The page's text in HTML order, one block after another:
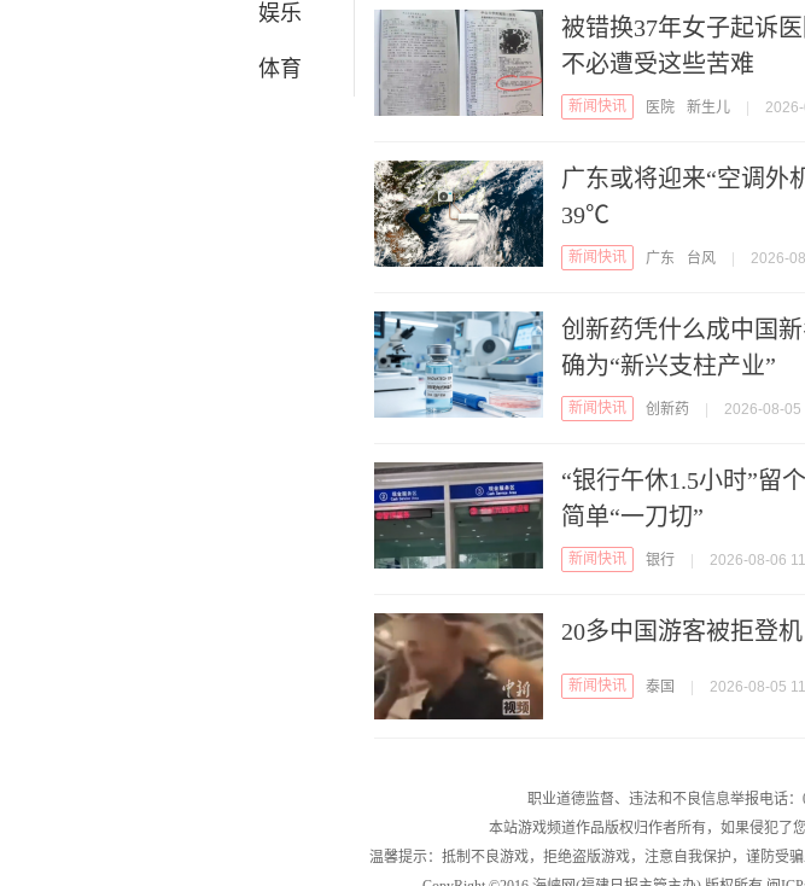
娱乐
体育
被错换37年女子起诉
不必遭受这些苦难
新闻快讯 医院 新生儿
广东或将迎来“空调外
39℃
新闻快讯 广东 台风 2026-
创新药凭什么成中国
确为“新兴支柱产业”
新闻快讯 创新药 2026-08-05
“银行午休1.5小时”留
简单“一刀切”
新闻快讯 银行 2026-08-06
20多中国游客被拒登
新闻快讯 泰国 2026-08-05
职业道德监督、违法和不良信息举报电话：
本站游戏频道作品版权归作者所有，如果侵犯了
温馨提示：抵制不良游戏，拒绝盗版游戏，注意自我保护，谨防受